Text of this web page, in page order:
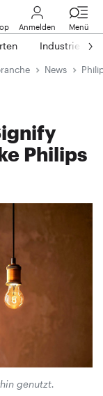
Anmelden Menü
Industrie
News
Philips
genutzt.